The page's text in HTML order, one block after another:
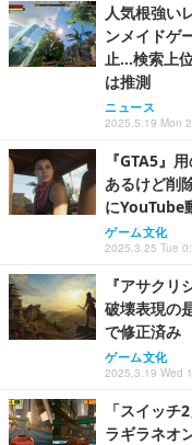
人気根強い
ンメイドゲ
止…検索上
は推測
ニュース
2025.5.19 Mon
『GTA5』
あるけど削
にYouTube
ゲーム文化
2025.3.25 Tue
『アサク
破壊表現の
で修正済み
ゲーム文化
2025.3.19 Wed
「スイッ
ラギラネオ